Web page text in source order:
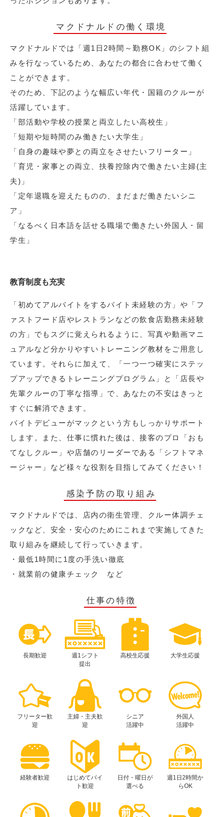
マクドナルドの働く環境
マクドナルドでは「週1日2時間～勤務OK」のシフト組
みを行なっているため、あなたの都合に合わせて働く
ことができます。
そのため、下記のような幅広い年代・国籍のクルーが
活躍しています。
「部活動や学校の授業と両立したい高校生」
「短期や短時間のみ働きたい大学生」
「自身の趣味や夢との両立をさせたいフリーター」
「育児・家事との両立、扶養控除内で働きたい主婦(主
夫)」
「定年退職を迎えたものの、まだまだ働きたいシニ
ア」
「なるべく日本語を話せる職場で働きたい外国人・留
学生」
教育制度も充実
「初めてアルバイトをするバイト未経験の方」や「フ
ァストフード店やレストランなどの飲食店勤務未経験
の方」でもスグに覚えられるように、写真や動画マニ
ュアルなど分かりやすいトレーニング教材をご用意し
ています。それらに加えて、「一つ一つ確実にステッ
プアップできるトレーニングプログラム」と「店長や
先輩クルーの丁寧な指導」で、あなたの不安はきっと
すぐに解消できます。
バイトデビューがマックという方もしっかりサポート
します。また、仕事に慣れた後は、接客のプロ「おも
てなしクルー」や店舗のリーダーである「シフトマネ
ージャー」など様々な役割を目指してみてください！
感染予防の取り組み
マクドナルドでは、店内の衛生管理、クルー体調チェ
ックなど、安全・安心のためにこれまで実施してきた
取り組みを継続して行っていきます。
・最低1時間に1度の手洗い徹底
・就業前の健康チェック など
仕事の特徴
長期歓迎
週1シフト
提出
高校生応援 大学生応援
フリーター歓
迎
主婦・主夫歓
迎
シニア
活躍中
外国人
活躍中
経験者歓迎
はじめてバイ
ト歓迎
日付・曜日が
選べる
週1日2時間か
らOK